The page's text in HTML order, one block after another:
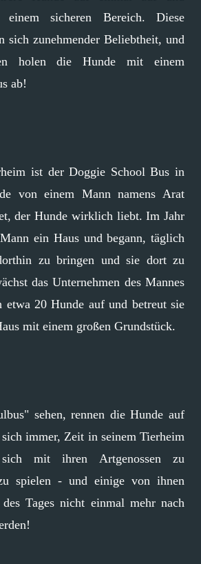
sicheren Bereich. Diese
sich zunehmender Beliebtheit, und
holen die Hunde mit einem
ab!
ist der Doggie School Bus in
von einem Mann namens Arat
der Hunde wirklich liebt. Im Jahr
ein Haus und begann, täglich
zu bringen und sie dort zu
das Unternehmen des Mannes
20 Hunde auf und betreut sie
mit einem großen Grundstück.
sehen, rennen die Hunde auf
immer, Zeit in seinem Tierheim
mit ihren Artgenossen zu
spielen - und einige von ihnen
Tages nicht einmal mehr nach